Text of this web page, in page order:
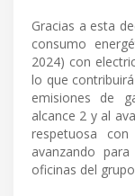
Gracias a esta
consumo
2024) con
lo que
emisiones de
alcance 2 y al
respetuosa
avanzando
oficinas del